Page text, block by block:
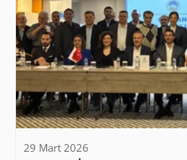
29 Mart 2026